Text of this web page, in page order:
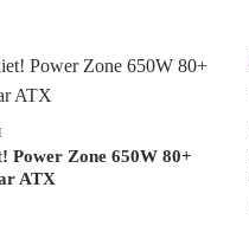
Power Zone 650W 80+
ATX